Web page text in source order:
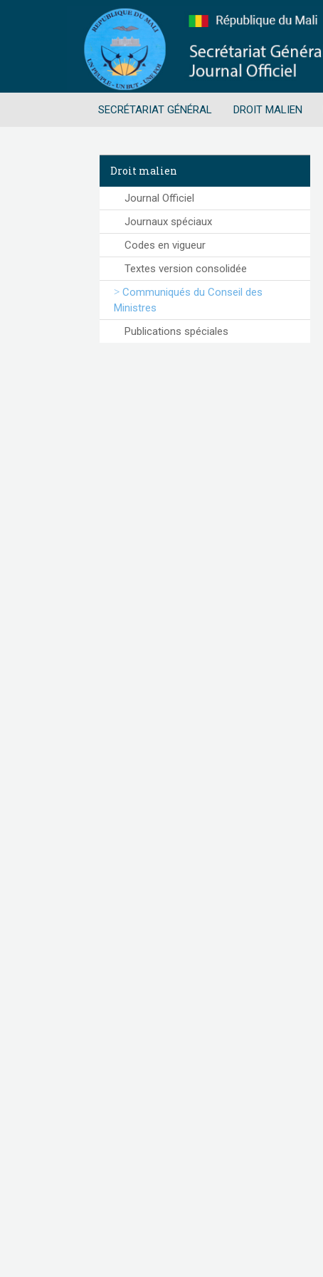
SECRÉTARIAT GÉNÉRAL DROIT MALIEN
Droit malien
Journal Officiel
Journaux spéciaux
Codes en vigueur
Textes version consolidée
Communiqués du Conseil des
Ministres
Publications spéciales